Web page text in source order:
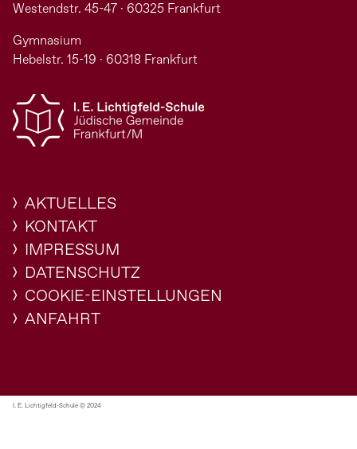
Westendstr. 45-47 · 60325 Frankfurt
Gymnasium
Hebelstr. 15-19 · 60318 Frankfurt
AKTUELLES
KONTAKT
IMPRESSUM
DATENSCHUTZ
COOKIE-EINSTELLUNGEN
ANFAHRT
I. E. Lichtigfeld-Schule © 2024